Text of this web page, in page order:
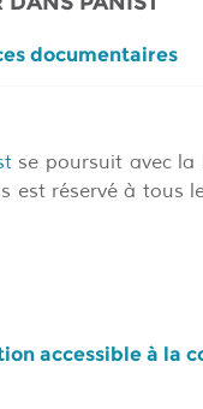
documentaires
se poursuit avec la
est réservé à tous
accessible à la